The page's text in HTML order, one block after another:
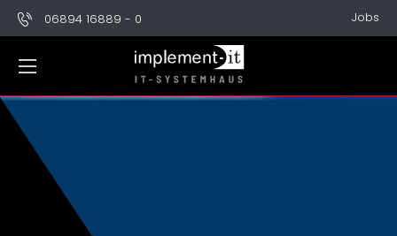
06894 16889 - 0 Jobs